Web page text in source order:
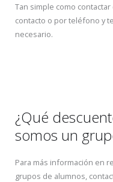
Tan simple como
contacto o por teléfono y
necesario.
¿Qué
somos un
Para más información en
grupos de alumnos,